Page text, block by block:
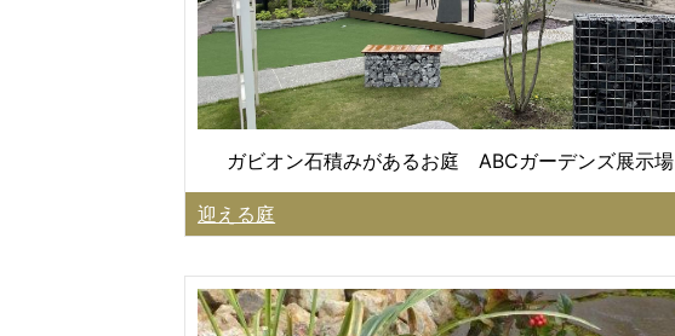
ガビオン石積みがあるお庭 ABCガーデンズ展示場
迎える庭